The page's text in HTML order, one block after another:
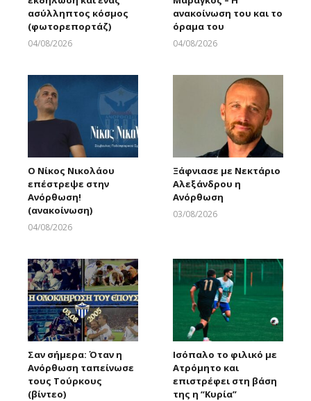
ασύλληπτος κόσμος
(φωτορεπορτάζ)
04/08/2026
ανακοίνωση του και το
όραμα του
04/08/2026
Ο Νίκος Νικολάου
επέστρεψε στην
Ανόρθωση!
(ανακοίνωση)
04/08/2026
Ξάφνιασε με Νεκτάριο
Αλεξάνδρου η
Ανόρθωση
03/08/2026
Σαν σήμερα: Όταν η
Ανόρθωση ταπείνωσε
τους Τούρκους
(βίντεο)
Ισόπαλο το φιλικό με
Ατρόμητο και
επιστρέφει στη βάση
της η “Κυρία”